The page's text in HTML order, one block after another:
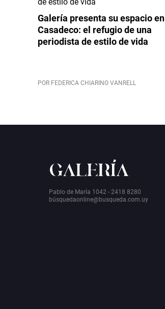
Galería presenta su espacio en
Casadeco: el refugio de una
periodista de estilo de vida
POR FEDERICA CHIARINO VANRELL
Pablo de María 1042 - 2418 8280
búsquedaonline@busqueda.com.uy